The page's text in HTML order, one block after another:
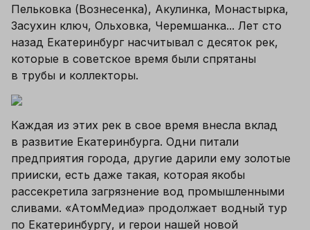
Пельковка (Вознесенка), Акулинка, Монастырка,
Засухин ключ, Ольховка, Черемшанка... Лет сто
назад Екатеринбург насчитывал с десяток рек,
которые в советское время были спрятаны
в трубы и коллекторы.
Каждая из этих рек в свое время внесла вклад
в развитие Екатеринбурга. Одни питали
предприятия города, другие дарили ему золотые
прииски, есть даже такая, которая якобы
рассекретила загрязнение вод промышленными
сливами. «АтомМедиа» продолжает водный тур
по Екатеринбургу, и герои нашей новой